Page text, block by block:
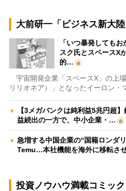
大前研一「ビジネス新大
「いつ暴発しても
スク氏とスペースX
的…
宇宙開発企業「スペースX」の上
リリオネア）」となったイーロン
【3メガバンクは純利益5兆円超
益続出の一方で、中小企業・…
急増する中国企業の“国籍ロンダ
Temu…本社機能を海外に移転さ
投資ノウハウ満載コミック